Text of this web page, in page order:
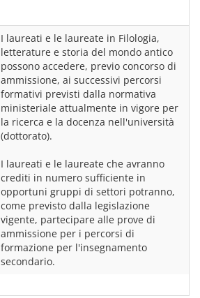
I laureati e le laureate in Filologia,
letterature e storia del mondo antico
possono accedere, previo concorso di
ammissione, ai successivi percorsi
formativi previsti dalla normativa
ministeriale attualmente in vigore per
la ricerca e la docenza nell'università
(dottorato).
I laureati e le laureate che avranno
crediti in numero sufficiente in
opportuni gruppi di settori potranno,
come previsto dalla legislazione
vigente, partecipare alle prove di
ammissione per i percorsi di
formazione per l'insegnamento